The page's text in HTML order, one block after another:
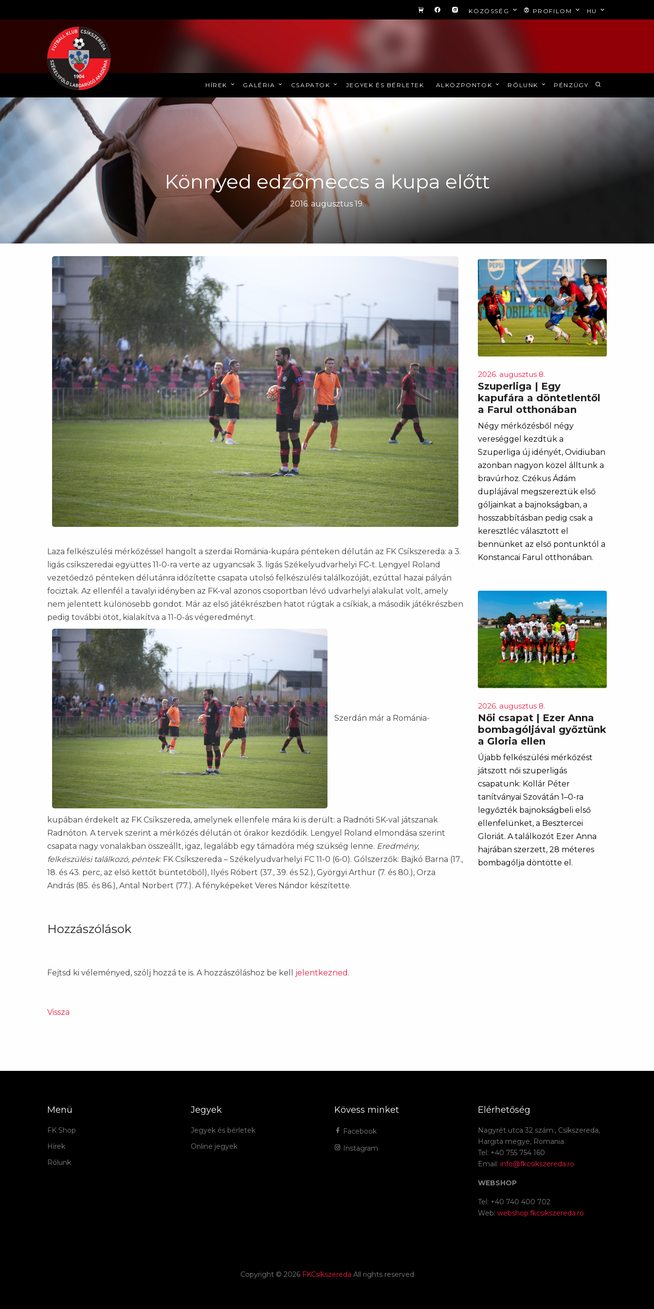
KÖZÖSSÉG PROFILOM HU
HÍREK GALÉRIA CSAPATOK JEGYEK ÉS BÉRLETEK ALKÖZPONTOK RÓLUNK PÉNZÜGY
Könnyed edzőmeccs a kupa előtt
2016. augusztus 19.
Laza felkészülési mérkőzéssel hangolt a szerdai Románia-kupára pénteken délután az FK Csíkszereda: a 3.
ligás csíkszeredai együttes 11-0-ra verte az ugyancsak 3. ligás Székelyudvarhelyi FC-t. Lengyel Roland
vezetőedző pénteken délutánra időzítette csapata utolsó felkészülési találkozóját, ezúttal hazai pályán
fociztak. Az ellenfél a tavalyi idényben az FK-val azonos csoportban lévő udvarhelyi alakulat volt, amely
nem jelentett különösebb gondot. Már az első játékrészben hatot rúgtak a csíkiak, a második játékrészben
pedig további ötöt, kialakítva a 11-0-ás végeredményt.
Szerdán már a Románia-
kupában érdekelt az FK Csíkszereda, amelynek ellenfele mára ki is derült: a Radnóti SK-val játszanak
Radnóton. A tervek szerint a mérkőzés délután öt órakor kezdődik. Lengyel Roland elmondása szerint
csapata nagy vonalakban összeállt, igaz, legalább egy támadóra még szükség lenne. Eredmény,
felkészülési találkozó, péntek: FK Csíkszereda – Székelyudvarhelyi FC 11-0 (6-0). Gólszerzők: Bajkó Barna (17.,
18. és 43. perc, az első kettőt büntetőből), Ilyés Róbert (37., 39. és 52.), Györgyi Arthur (7. és 80.), Orza
András (85. és 86.), Antal Norbert (77.). A fényképeket Veres Nándor készítette.
2026. augusztus 8.
Szuperliga | Egy
kapufára a döntetlentől
a Farul otthonában
Négy mérkőzésből négy
vereséggel kezdtük a
Szuperliga új idényét, Ovidiuban
azonban nagyon közel álltunk a
bravúrhoz. Czékus Ádám
duplájával megszereztük első
góljainkat a bajnokságban, a
hosszabbításban pedig csak a
keresztléc választott el
bennünket az első pontunktól a
Konstancai Farul otthonában.
2026. augusztus 8.
Női csapat | Ezer Anna
bombagóljával győztünk
a Gloria ellen
Újabb felkészülési mérkőzést
játszott női szuperligás
csapatunk: Kollár Péter
tanítványai Szovátán 1–0-ra
legyőzték bajnokságbeli első
ellenfelünket, a Besztercei
Gloriát. A találkozót Ezer Anna
hajrában szerzett, 28 méteres
bombagólja döntötte el.
Hozzászólások
Fejtsd ki véleményed, szólj hozzá te is. A hozzászóláshoz be kell jelentkezned .
Vissza
Menü
FK Shop
Hírek
Rólunk
Jegyek
Jegyek és bérletek
Online jegyek
Kövess minket
Facebook
Instagram
Elérhetőség
Nagyrét utca 32 szám., Csíkszereda,
Hargita megye, Romania
Tel: +40 755 754 160
Email: info@fkcsikszereda.ro
WEBSHOP
Tel: +40 740 400 702
Web: webshop.fkcsikszereda.ro
Copyright © 2026 FKCsíkszereda All rights reserved